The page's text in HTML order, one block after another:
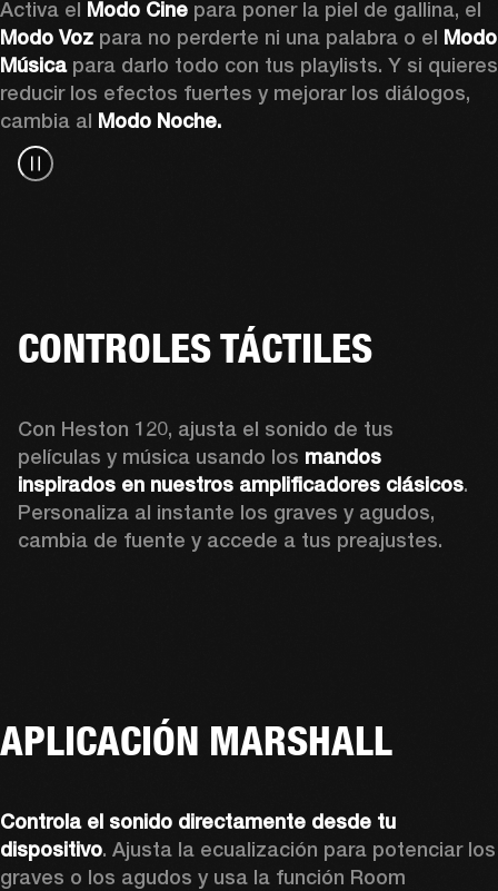
Activa el Modo Cine
Modo Voz para no perderte ni una palabra o el Modo
Música para darlo todo con tus playlists. Y si quieres
reducir los efectos fuertes y mejorar los diálogos,
cambia al Modo Noche.
CONTROLES TÁCTILES
Con Heston 120, ajusta el sonido de tus
películas y música usando los mandos
inspirados en nuestros amplificadores clásicos.
Personaliza al instante los graves y agudos,
cambia de fuente y accede a tus preajustes.
APLICACIÓN MARSHALL
Controla el sonido directamente desde tu
dispositivo. Ajusta la ecualización para potenciar los
graves o los agudos y usa la función Room